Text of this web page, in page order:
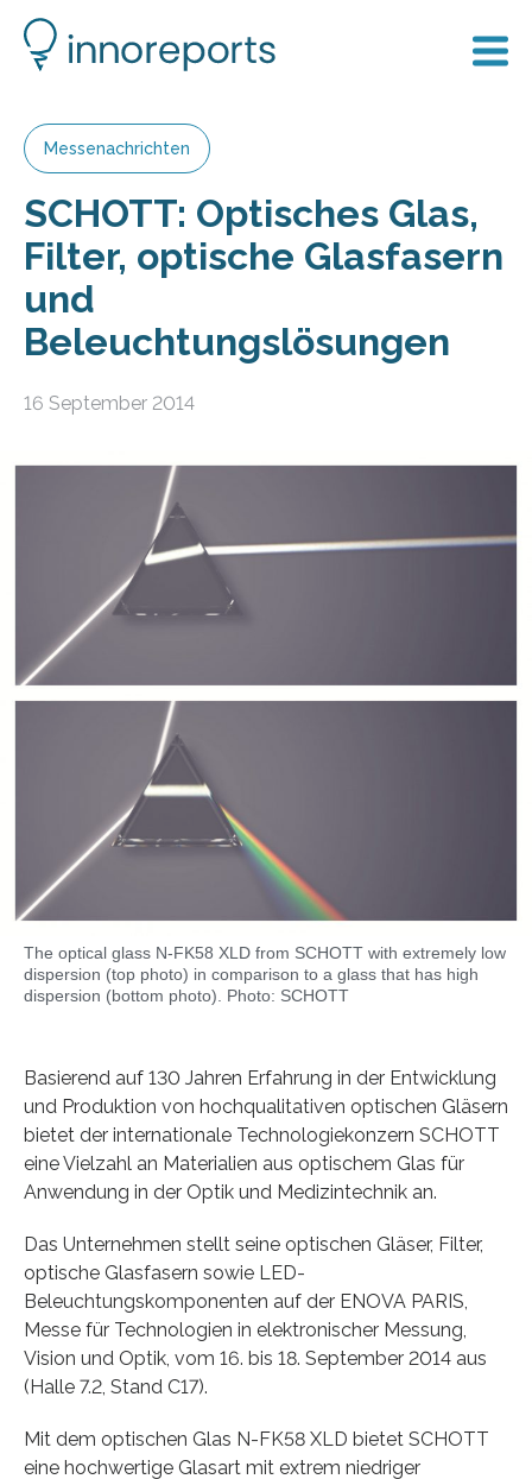
Messenachrichten
SCHOTT: Optisches Glas,
Filter, optische Glasfasern
und
Beleuchtungslösungen
16 September 2014
The optical glass N-FK58 XLD from SCHOTT with extremely low
dispersion (top photo) in comparison to a glass that has high
dispersion (bottom photo). Photo: SCHOTT
Basierend auf 130 Jahren Erfahrung in der Entwicklung
und Produktion von hochqualitativen optischen Gläsern
bietet der internationale Technologiekonzern SCHOTT
eine Vielzahl an Materialien aus optischem Glas für
Anwendung in der Optik und Medizintechnik an.
Das Unternehmen stellt seine optischen Gläser, Filter,
optische Glasfasern sowie LED-
Beleuchtungskomponenten auf der ENOVA PARIS,
Messe für Technologien in elektronischer Messung,
Vision und Optik, vom 16. bis 18. September 2014 aus
(Halle 7.2, Stand C17).
Mit dem optischen Glas N-FK58 XLD bietet SCHOTT
eine hochwertige Glasart mit extrem niedriger